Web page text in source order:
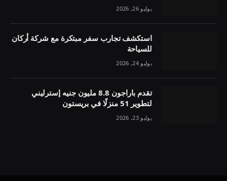
يوليو 26, 2026
استكشف تجارب سفر مبتكرة مع شركة أركان
للسياحة
يوليو 24, 2026
تقدم باراجون 8.8 مليون جنيه إسترليني
لتطوير 51 منزلًا في بريستون
يوليو 23, 2026